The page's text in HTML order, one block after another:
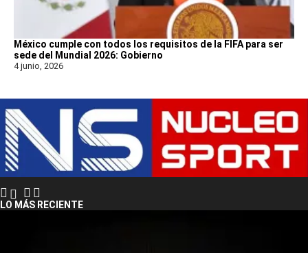
México cumple con todos los requisitos de la FIFA para ser
sede del Mundial 2026: Gobierno
4 junio, 2026
LO MÁS RECIENTE